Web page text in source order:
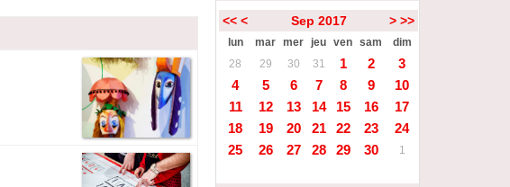
<< < Sep 2017 > >>
lun mar mer jeu ven sam
dim
28
29 30 31 1 2
3
4
5 6 7 8 9
10
11
12 13 14 15 16
17
18
19 20 21 22 23
24
25
26 27 28 29 30 1